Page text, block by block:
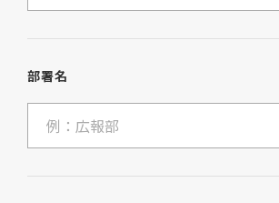
部署名